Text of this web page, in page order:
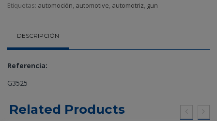
Etiquetas: automoción automotive automotriz gun
DESCRIPCIÓN
Referencia:
G3525
Related Products